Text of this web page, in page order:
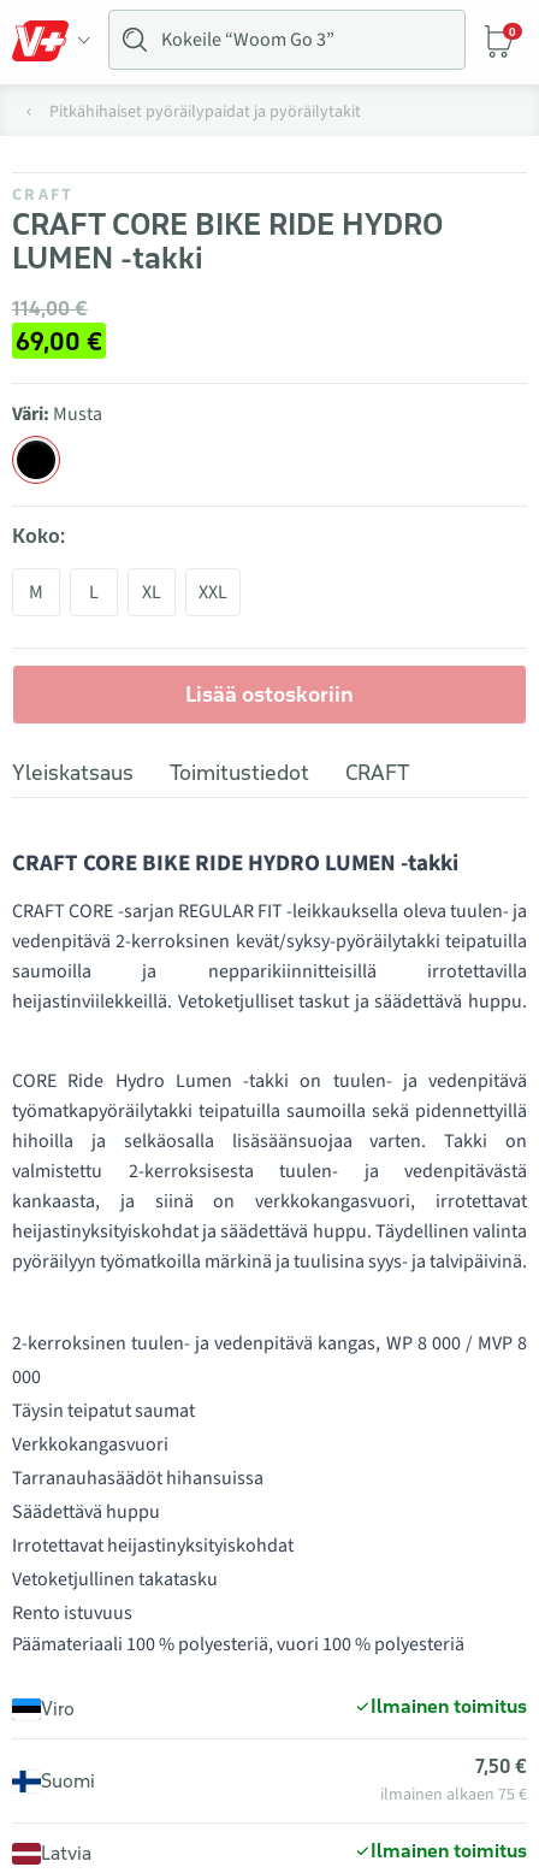
0
Pitkähihaiset pyöräilypaidat ja pyöräilytakit
CRAFT
CRAFT CORE BIKE RIDE HYDRO
LUMEN -takki
114,00 €
69,00 €
Väri: Musta
Koko:
M L XL XXL
Lisää ostoskoriin
Yleiskatsaus Toimitustiedot CRAFT
CRAFT CORE BIKE RIDE HYDRO LUMEN -takki
CRAFT CORE -sarjan REGULAR FIT -leikkauksella oleva tuulen- ja
vedenpitävä 2-kerroksinen kevät/syksy-pyöräilytakki teipatuilla
saumoilla ja nepparikiinnitteisillä irrotettavilla
heijastinviilekkeillä. Vetoketjulliset taskut ja säädettävä huppu.
CORE Ride Hydro Lumen -takki on tuulen- ja vedenpitävä
työmatkapyöräilytakki teipatuilla saumoilla sekä pidennettyillä
hihoilla ja selkäosalla lisäsäänsuojaa varten. Takki on
valmistettu 2-kerroksisesta tuulen- ja vedenpitävästä
kankaasta, ja siinä on verkkokangasvuori, irrotettavat
heijastinyksityiskohdat ja säädettävä huppu. Täydellinen valinta
pyöräilyyn työmatkoilla märkinä ja tuulisina syys- ja talvipäivinä.
2-kerroksinen tuulen- ja vedenpitävä kangas, WP 8 000 / MVP 8
000
Täysin teipatut saumat
Verkkokangasvuori
Tarranauhasäädöt hihansuissa
Säädettävä huppu
Irrotettavat heijastinyksityiskohdat
Vetoketjullinen takatasku
Rento istuvuus
Päämateriaali 100 % polyesteriä, vuori 100 % polyesteriä
Viro Ilmainen toimitus
Suomi
7,50 €
ilmainen alkaen 75 €
Latvia Ilmainen toimitus